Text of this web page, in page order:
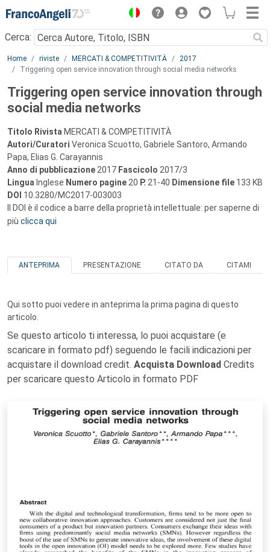
Menu
Cerca:
Main content
Home riviste MERCATI & COMPETITIVITÀ
2017
Triggering open service innovation through social media networks
Triggering open service innovation through
social media networks
Titolo Rivista MERCATI & COMPETITIVITÀ
Autori/Curatori Veronica Scuotto, Gabriele Santoro, Armando
Papa, Elias G. Carayannis
Anno di pubblicazione 2017 Fascicolo 2017/3
Lingua Inglese Numero pagine 20 P. 21-40 Dimensione file 133 KB
DOI 10.3280/MC2017-003003
Il DOI è il codice a barre della proprietà intellettuale: per saperne di
più clicca qui
ANTEPRIMA PRESENTAZIONE CITATO DA CITAMI
Qui sotto puoi vedere in anteprima la prima pagina di questo
articolo.
Se questo articolo ti interessa, lo puoi acquistare (e
scaricare in formato pdf) seguendo le facili indicazioni per
acquistare il download credit. Acquista Download Credits
per scaricare questo Articolo in formato PDF